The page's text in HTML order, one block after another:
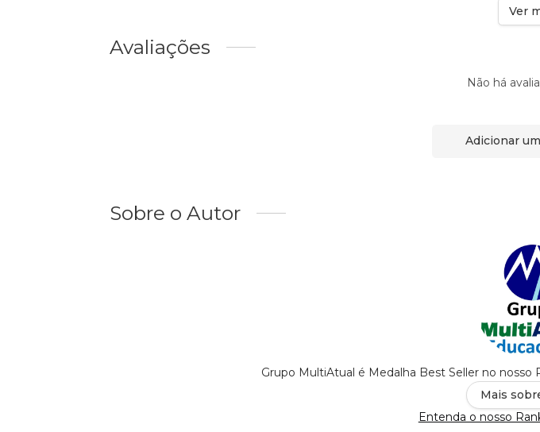
Ver
Avaliações
Não há
Adicionar
Sobre o Autor
Grupo MultiAtual é Medalha Best Seller no
Mais
Entenda o nosso